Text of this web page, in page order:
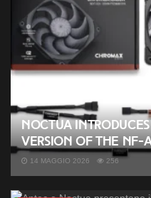
Noctua
version of the NF-
14 MAGGIO 2026 256